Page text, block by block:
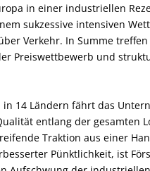
in einer industriellen
sukzessive intensiven
Verkehr. In Summe
Preiswettbewerb und
14 Ländern fährt das
entlang der gesamten
Traktion aus einer
Pünktlichkeit, ist